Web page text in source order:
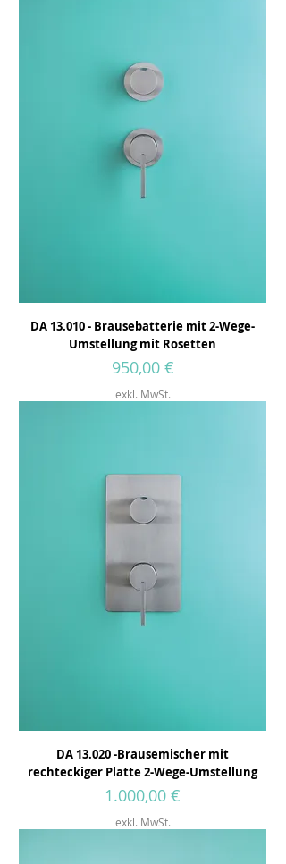
DA 13.010 - Brausebatterie mit 2-Wege-
Umstellung mit Rosetten
Preis
950,00 €
exkl. MwSt.
DA 13.020 -Brausemischer mit
rechteckiger Platte 2-Wege-Umstellung
Preis
1.000,00 €
exkl. MwSt.